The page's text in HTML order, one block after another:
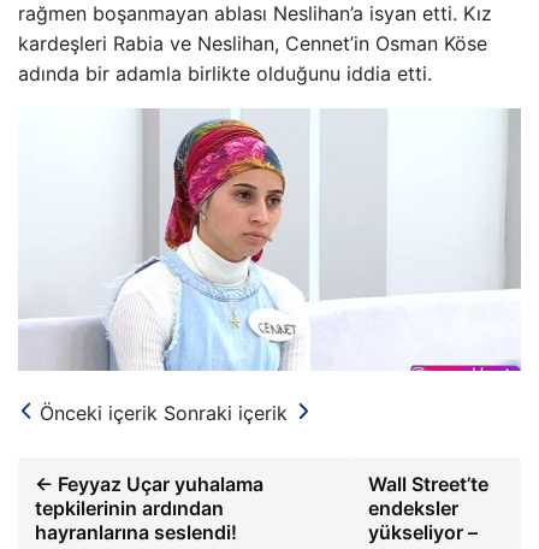
rağmen boşanmayan ablası Neslihan’a isyan etti. Kız
kardeşleri Rabia ve Neslihan, Cennet’in Osman Köse
adında bir adamla birlikte olduğunu iddia etti.
Önceki içerik Sonraki içerik
← Feyyaz Uçar yuhalama
tepkilerinin ardından
hayranlarına seslendi!
Wall Street’te
endeksler
yükseliyor –